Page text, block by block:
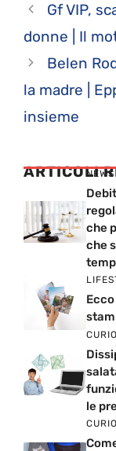
Gf VIP,
donne | Il
Belen
la madre |
insieme
ARTICOLINEWS
che
che
le